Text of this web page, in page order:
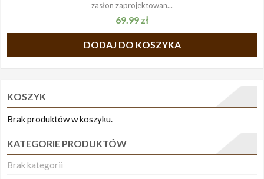
zasłon zaprojektowan...
69.99 zł
DODAJ DO KOSZYKA
KOSZYK
Brak produktów w koszyku.
KATEGORIE PRODUKTÓW
Brak kategorii